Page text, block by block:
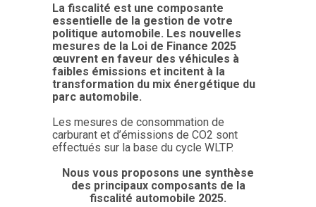
La fiscalité est une composante
essentielle de la gestion de votre
politique automobile. Les nouvelles
mesures de la Loi de Finance 2025
œuvrent en faveur des véhicules à
faibles émissions et incitent à la
transformation du mix énergétique du
parc automobile.
Les mesures de consommation de
carburant et d’émissions de CO2 sont
effectués sur la base du cycle WLTP.
Nous vous proposons une synthèse
des principaux composants de la
fiscalité automobile 2025.